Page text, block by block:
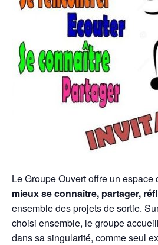
Le Groupe Ouvert offre un espace
mieux se connaître, partager,
ensemble des projets de sortie.
choisi ensemble, le groupe
dans sa singularité, comme seul